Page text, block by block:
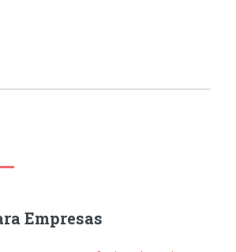
Empresas